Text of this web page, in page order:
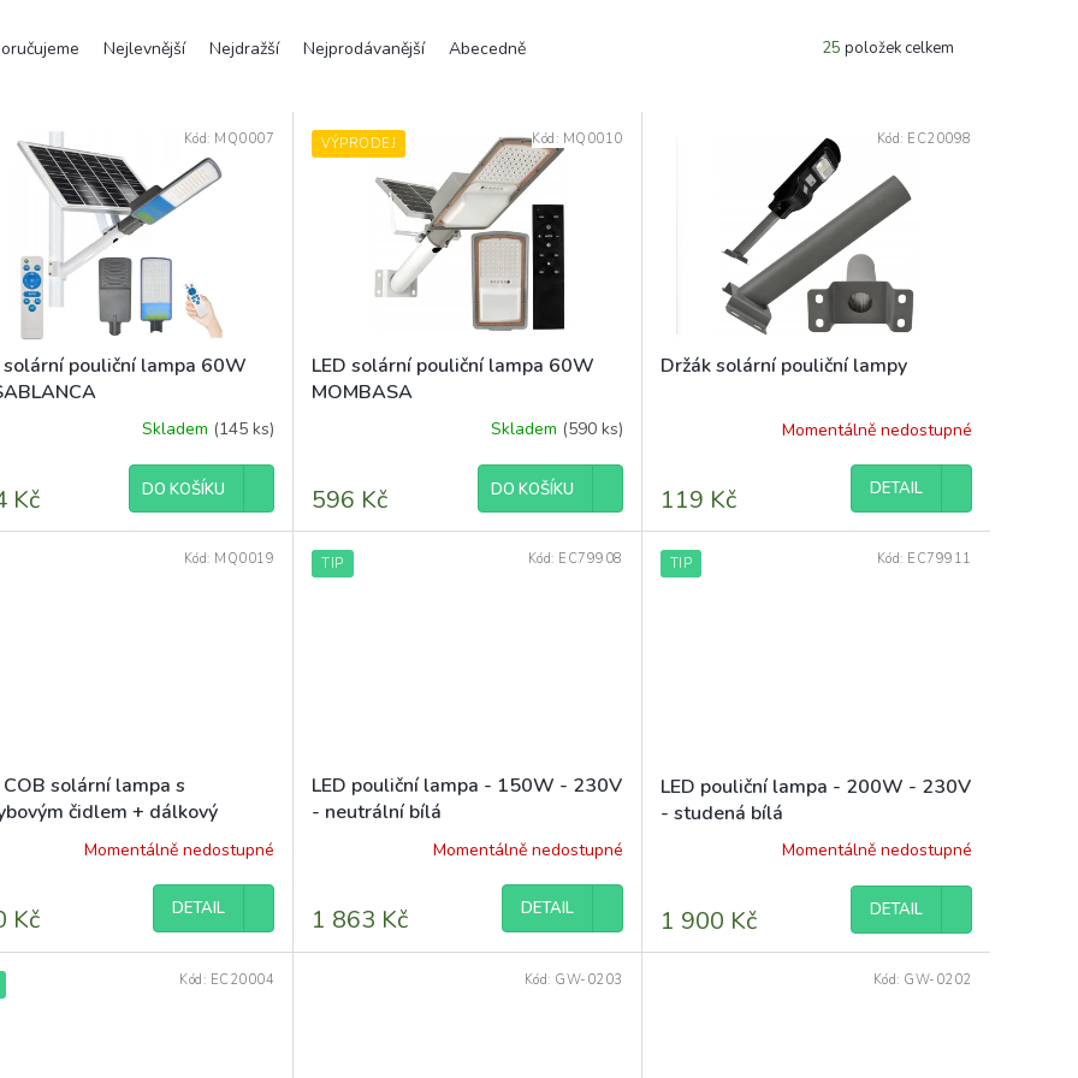
Nejlevnější Nejdražší Nejprodávanější Abecedně 25 položek celkem
solární pouliční lampa 60W
Skladem (145 ks)
Kč DO KOŠÍKU
Kód: MQ0007 VÝPRODEJ
LED solární pouliční lampa 60W
MOMBASA
je
z
Skladem (590 ks)
596 Kč DO KOŠÍKU
Kód: MQ0010
Držák solární pouliční lampy
Momentálně nedostupné
119 Kč DETAIL
Kód: EC20098
COB solární lampa s
čidlem + dálkový
ORAN 30W
Momentálně nedostupné
Kč DETAIL
Kód: MQ0019 TIP
LED pouliční lampa - 150W - 230V
- neutrální bílá
Momentálně nedostupné
1 863 Kč DETAIL
Kód: EC79908 TIP
LED pouliční lampa - 200W - 230V
- studená bílá
Momentálně nedostupné
1 900 Kč DETAIL
Kód: EC79911
Kód: EC20004 Kód: GW-0203 Kód: GW-0202